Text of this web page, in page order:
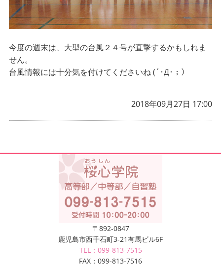
今度の週末は、大型の台風２４号が直撃するかもしれま
せん。
台風情報には十分気を付けてくださいね(´･Д･；）
2018年09月27日 17:00
〒892-0847
鹿児島市西千石町3-21有馬ビル6F
TEL：099-813-7515
FAX：099-813-7516